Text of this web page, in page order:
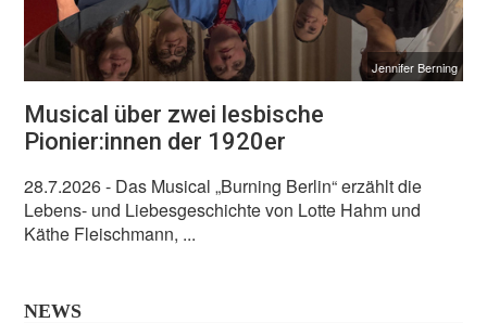
Jennifer Berning
Musical über zwei lesbische
Pionier:innen der 1920er
28.7.2026- Das Musical „Burning Berlin“ erzählt die
Lebens- und Liebesgeschichte von Lotte Hahm und
Käthe Fleischmann, ...
NEWS